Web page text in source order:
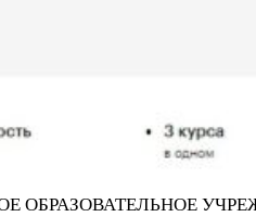
ОБРАЗОВАТЕЛЬНОЕ